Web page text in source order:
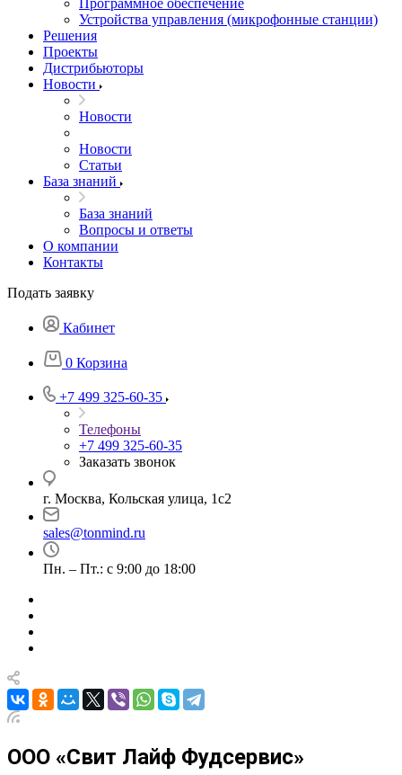
Программное обеспечение
Устройства управления (микрофонные станции)
Решения
Проекты
Дистрибьюторы
Новости
Новости
Новости
Статьи
База знаний
База знаний
Вопросы и ответы
О компании
Контакты
Подать заявку
Кабинет
0 Корзина
+7 499 325-60-35
Телефоны
+7 499 325-60-35
Заказать звонок
г. Москва, Кольская улица, 1с2
sales@tonmind.ru
Пн. – Пт.: с 9:00 до 18:00
ООО «Свит Лайф Фудсервис»